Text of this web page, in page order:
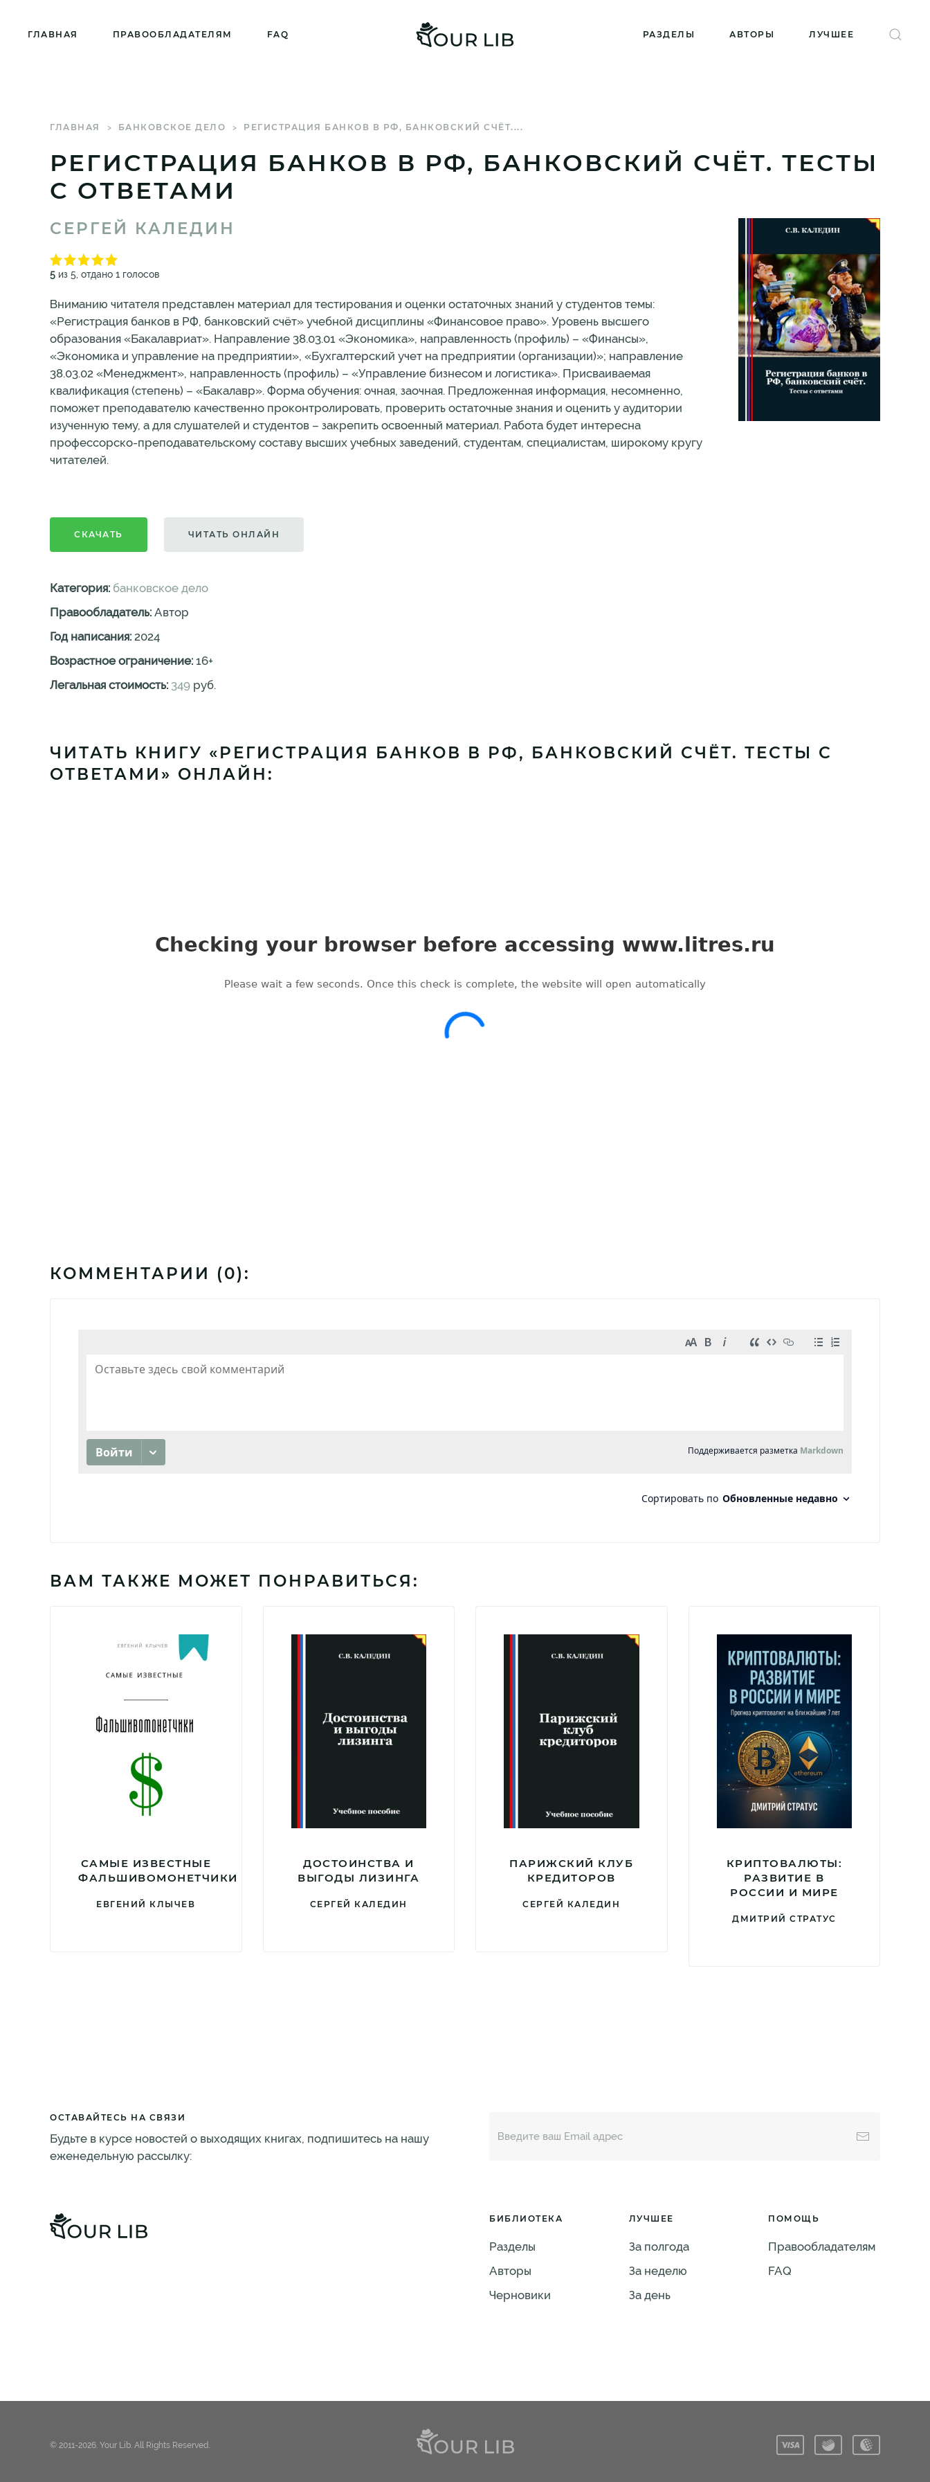
ГЛАВНАЯ ПРАВООБЛАДАТЕЛЯМ FAQ РАЗДЕЛЫ АВТОРЫ ЛУЧШЕЕ
ГЛАВНАЯ БАНКОВСКОЕ ДЕЛО РЕГИСТРАЦИЯ БАНКОВ В РФ, БАНКОВСКИЙ СЧЁТ....
РЕГИСТРАЦИЯ БАНКОВ В РФ, БАНКОВСКИЙ СЧЁТ. ТЕСТЫ
С ОТВЕТАМИ
СЕРГЕЙ КАЛЕДИН
5 из 5, отдано 1 голосов
Вниманию читателя представлен материал для тестирования и оценки остаточных знаний у студентов темы:
«Регистрация банков в РФ, банковский счёт» учебной дисциплины «Финансовое право». Уровень высшего
образования «Бакалавриат». Направление 38.03.01 «Экономика», направленность (профиль) – «Финансы»,
«Экономика и управление на предприятии», «Бухгалтерский учет на предприятии (организации)»; направление
38.03.02 «Менеджмент», направленность (профиль) – «Управление бизнесом и логистика». Присваиваемая
квалификация (степень) – «Бакалавр». Форма обучения: очная, заочная. Предложенная информация, несомненно,
поможет преподавателю качественно проконтролировать, проверить остаточные знания и оценить у аудитории
изученную тему, а для слушателей и студентов – закрепить освоенный материал. Работа будет интересна
профессорско-преподавательскому составу высших учебных заведений, студентам, специалистам, широкому кругу
читателей.
СКАЧАТЬ ЧИТАТЬ ОНЛАЙН
Категория: банковское дело
Правообладатель: Автор
Год написания: 2024
Возрастное ограничение: 16+
Легальная стоимость: 349 руб.
ЧИТАТЬ КНИГУ «РЕГИСТРАЦИЯ БАНКОВ В РФ, БАНКОВСКИЙ СЧЁТ. ТЕСТЫ С
ОТВЕТАМИ» ОНЛАЙН:
КОММЕНТАРИИ (0):
ВАМ ТАКЖЕ МОЖЕТ ПОНРАВИТЬСЯ:
САМЫЕ ИЗВЕСТНЫЕ
ФАЛЬШИВОМОНЕТЧИКИ
ЕВГЕНИЙ КЛЫЧЕВ
ДОСТОИНСТВА И
ВЫГОДЫ ЛИЗИНГА
СЕРГЕЙ КАЛЕДИН
ПАРИЖСКИЙ КЛУБ
КРЕДИТОРОВ
СЕРГЕЙ КАЛЕДИН
КРИПТОВАЛЮТЫ:
РАЗВИТИЕ В
РОССИИ И МИРЕ
ДМИТРИЙ СТРАТУС
ОСТАВАЙТЕСЬ НА СВЯЗИ
Будьте в курсе новостей о выходящих книгах, подпишитесь на нашу
еженедельную рассылку:
БИБЛИОТЕКА
Разделы
Авторы
Черновики
ЛУЧШЕЕ
За полгода
За неделю
За день
ПОМОЩЬ
Правообладателям
FAQ
© 2011-2026. Your Lib. All Rights Reserved.